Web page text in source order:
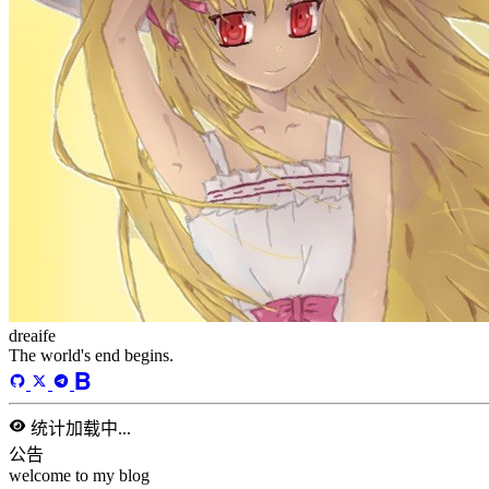
dreaife
The world's end begins.
统计加载中...
公告